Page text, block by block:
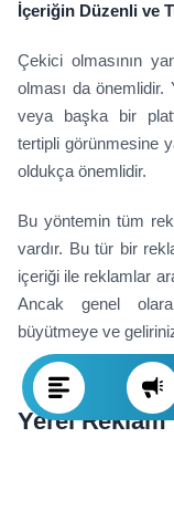
İçeriğin Düzenli ve
Çekici olmasının
olması da
veya başka bir
tertipli görünmesine
oldukça önemlidir.
Bu yöntemin tüm
vardır. Bu tür bir
içeriği ile reklamlar
Ancak genel
büyütmeye ve
Yerel Reklam